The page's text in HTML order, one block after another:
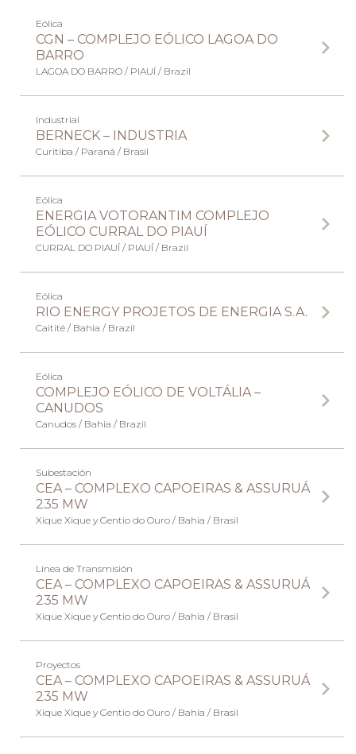
Eólica
CGN – COMPLEJO EÓLICO LAGOA DO
BARRO
LAGOA DO BARRO / PIAUÍ / Brazil
Industrial
BERNECK – INDUSTRIA
Curitiba / Paraná / Brasil
Eólica
ENERGIA VOTORANTIM COMPLEJO
EÓLICO CURRAL DO PIAUÍ
CURRAL DO PIAUÍ / PIAUÍ / Brazil
Eólica
RIO ENERGY PROJETOS DE ENERGIA S.A.
Caitité / Bahia / Brazil
Eólica
COMPLEJO EÓLICO DE VOLTÁLIA –
CANUDOS
Canudos / Bahia / Brazil
Subestación
CEA – COMPLEXO CAPOEIRAS & ASSURUÁ
235 MW
Xique Xique y Gentio do Ouro / Bahia / Brasil
Línea de Transmisión
CEA – COMPLEXO CAPOEIRAS & ASSURUÁ
235 MW
Xique Xique y Gentio do Ouro / Bahía / Brasil
Proyectos
CEA – COMPLEXO CAPOEIRAS & ASSURUÁ
235 MW
Xique Xique y Gentio do Ouro / Bahía / Brasil